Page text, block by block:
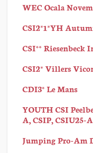
WEC Ocala
CSI2*1*YH
CSI** Riesenbeck
CSI2* Villers
CDI3* Le Mans
YOUTH CSI
A, CSIP, CSIU25-
Jumping Pro-Am